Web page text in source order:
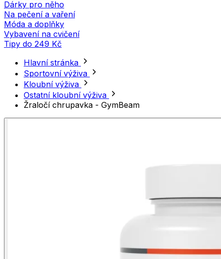
Dárky pro něho
Na pečení a vaření
Móda a doplňky
Vybavení na cvičení
Tipy do 249 Kč
Hlavní stránka
Sportovní výživa
Kloubní výživa
Ostatní kloubní výživa
Žraločí chrupavka - GymBeam